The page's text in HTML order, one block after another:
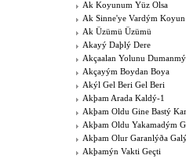
Ak Koyunum Yüz Olsa
Ak Sinne'ye Vardým Koyun
Ak Üzümü Üzümü
Akayý Daþlý Dere
Akçaalan Yolunu
Akçayým Boydan Boya
Akýl Gel Beri Gel Beri
Akþam Arada Kaldý-1
Akþam Oldu Gine Bastý
Akþam Oldu Yakamadým
Akþam Olur Garanlýða
Akþamýn Vakti Geçti